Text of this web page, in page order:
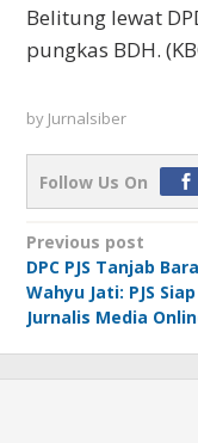
Belitung lewat
pungkas BDH.
by Jurnalsiber
Follow Us On
Post
navigation
Previous post
DPC PJS Tanjab
Wahyu Jati: PJS
Jurnalis Media